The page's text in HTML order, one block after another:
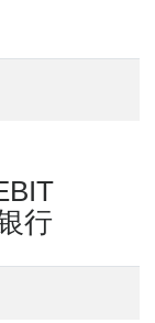
行